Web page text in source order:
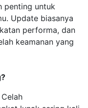
penting untuk
Update biasanya
performa, dan
keamanan yang
Celah